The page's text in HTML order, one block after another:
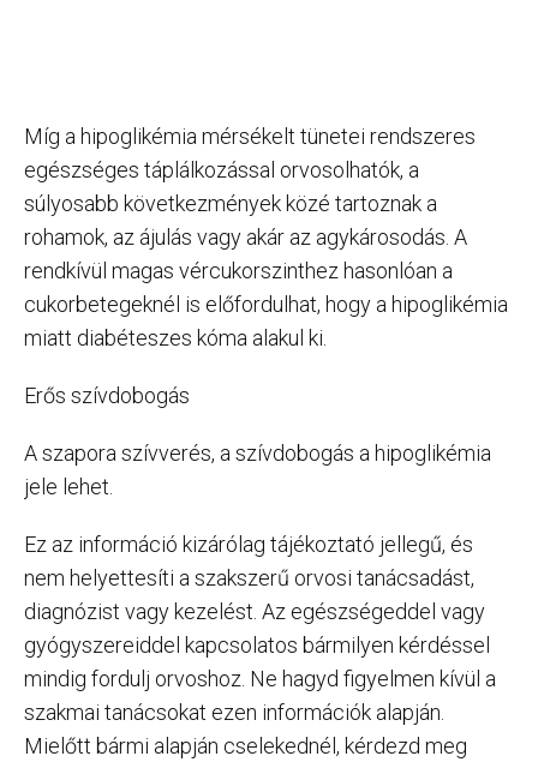
Míg a hipoglikémia mérsékelt tünetei rendszeres
egészséges táplálkozással orvosolhatók, a
súlyosabb következmények közé tartoznak a
rohamok, az ájulás vagy akár az agykárosodás. A
rendkívül magas vércukorszinthez hasonlóan a
cukorbetegeknél is előfordulhat, hogy a hipoglikémia
miatt diabéteszes kóma alakul ki.
Erős szívdobogás
A szapora szívverés, a szívdobogás a hipoglikémia
jele lehet.
Ez az információ kizárólag tájékoztató jellegű, és
nem helyettesíti a szakszerű orvosi tanácsadást,
diagnózist vagy kezelést. Az egészségeddel vagy
gyógyszereiddel kapcsolatos bármilyen kérdéssel
mindig fordulj orvoshoz. Ne hagyd figyelmen kívül a
szakmai tanácsokat ezen információk alapján.
Mielőtt bármi alapján cselekednél, kérdezd meg